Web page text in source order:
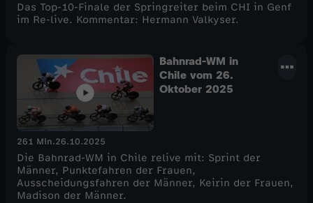
Das Top-10-Finale der Springreiter beim CHI in Genf
im Re-live. Kommentar: Hermann Valkyser.
Bahnrad-WM in
Chile vom 26.
Oktober 2025
261 Min.26.10.2025
Die Bahnrad-WM in Chile relive mit: Sprint der
Männer, Punktefahren der Frauen,
Ausscheidungsfahren der Männer, Keirin der Frauen,
Madison der Männer.